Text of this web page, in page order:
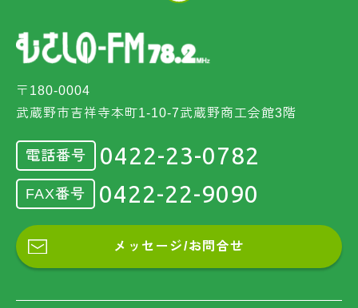
〒180-0004
武蔵野市吉祥寺本町1-10-7武蔵野商工会館3階
電話番号 0422-23-0782
FAX番号 0422-22-9090
メッセージ/お問合せ